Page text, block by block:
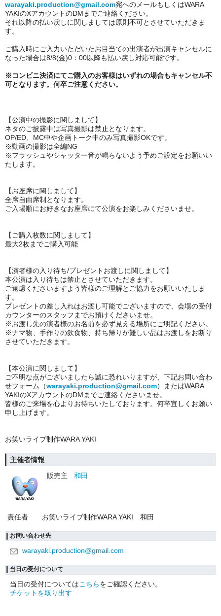
warayaki.production@gmail.com宛へのメールもしくはWARA
YAKIのXアカウントのDMまでご連絡ください。
それ以降の払い戻しに関しましては原則不可とさせていただきま
す。
ご購入時にご入力いただいたお目当ての出演者が出演キャンセルに
なった場合は8/8(金)0：00以降も払い戻し対応可能です。
※コンビニ決済にてご購入のお客様はいずれの場合もキャンセル不
可となります。何卒ご注意ください。
【公演中の撮影に関しまして】
ネタのご披露中は写真撮影は禁止となります。
OP/ED、MC中や企画トーク中のみ写真撮影OKです。
※動画の撮影は全編NG
※フラッシュやシャッター音が鳴らないよう予めご設定をお願いい
たします。
【お座席に関しまして】
全席自由席制となります。
ご入場順にお好きなお座席にて公演をお楽しみくださいませ。
【ご購入枚数に関しまして】
最大2枚までご購入可能
【演者様の入り待ち/プレゼントお渡しに関しまして】
本公演は入り待ちは禁止とさせていただきます。
ご遠慮くださいますよう皆様のご理解とご協力をお願いいたしま
す。
プレゼントの差し入れはお渡し可能でございますので、会場の受付
カウンターのスタッフまでお預けくださいませ。
※お渡し先の演者様のお名前を必ず見える場所にご明記ください。
※ナマ物、手作りの飲食物、持ち帰りが難しい品はお渡しをお断り
させていただきます。
【本公演に関しまして】
ご不明な点がございましたら誠に恐れいりますが、下記お問い合わ
せフォーム（warayaki.production@gmail.com）またはWARA
YAKIのXアカウントのDMまでご連絡くださいませ。
皆様のご来場を心よりお待ちいたしております。何卒宜しくお願い
申し上げます。
お笑いライブ制作WARA YAKI
主催者情報
販売主
和田
責任者 お笑いライブ制作WARA YAKI 和田
お問い合わせ先
warayaki.production@gmail.com
当日の受付について
当日の受付についてはこちらをご確認ください。
チケットを取り出す